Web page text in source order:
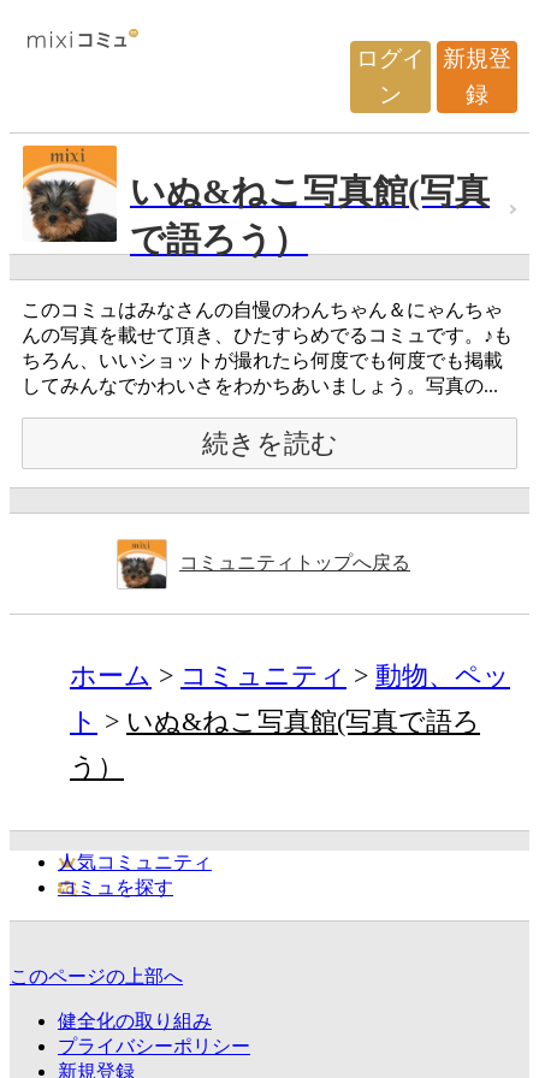
ログイ
ン
新規登
録
いぬ&ねこ写真館(写真
で語ろう）
このコミュはみなさんの自慢のわんちゃん＆にゃんちゃ
んの写真を載せて頂き、ひたすらめでるコミュです。♪も
ちろん、いいショットが撮れたら何度でも何度でも掲載
してみんなでかわいさをわかちあいましょう。写真の...
続きを読む
コミュニティトップへ戻る
ホーム コミュニティ
動物、ペッ
ト
いぬ&ねこ写真館(写真で語ろ
う）
人気コミュニティ
コミュを探す
このページの上部へ
健全化の取り組み
プライバシーポリシー
新規登録